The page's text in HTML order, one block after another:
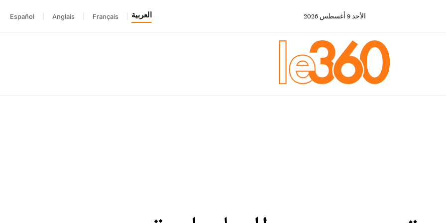
الأحد 9 أغسطس 2026 العربية Français
Anglais
Español